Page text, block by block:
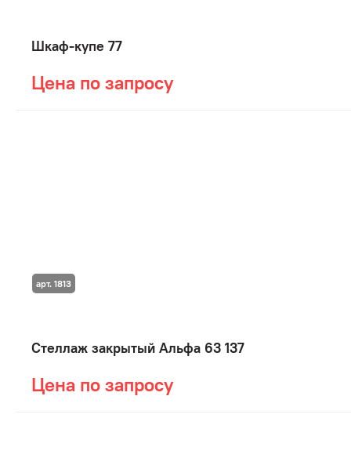
Шкаф-купе 77
Цена по запросу
Стеллаж закрытый Альфа 63 137
Цена по запросу
арт. 1813